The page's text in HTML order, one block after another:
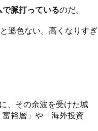
脈打っているのだ。
遜色ない。高くなりすぎ
、その余波を受けた城
裕層」や「海外投資